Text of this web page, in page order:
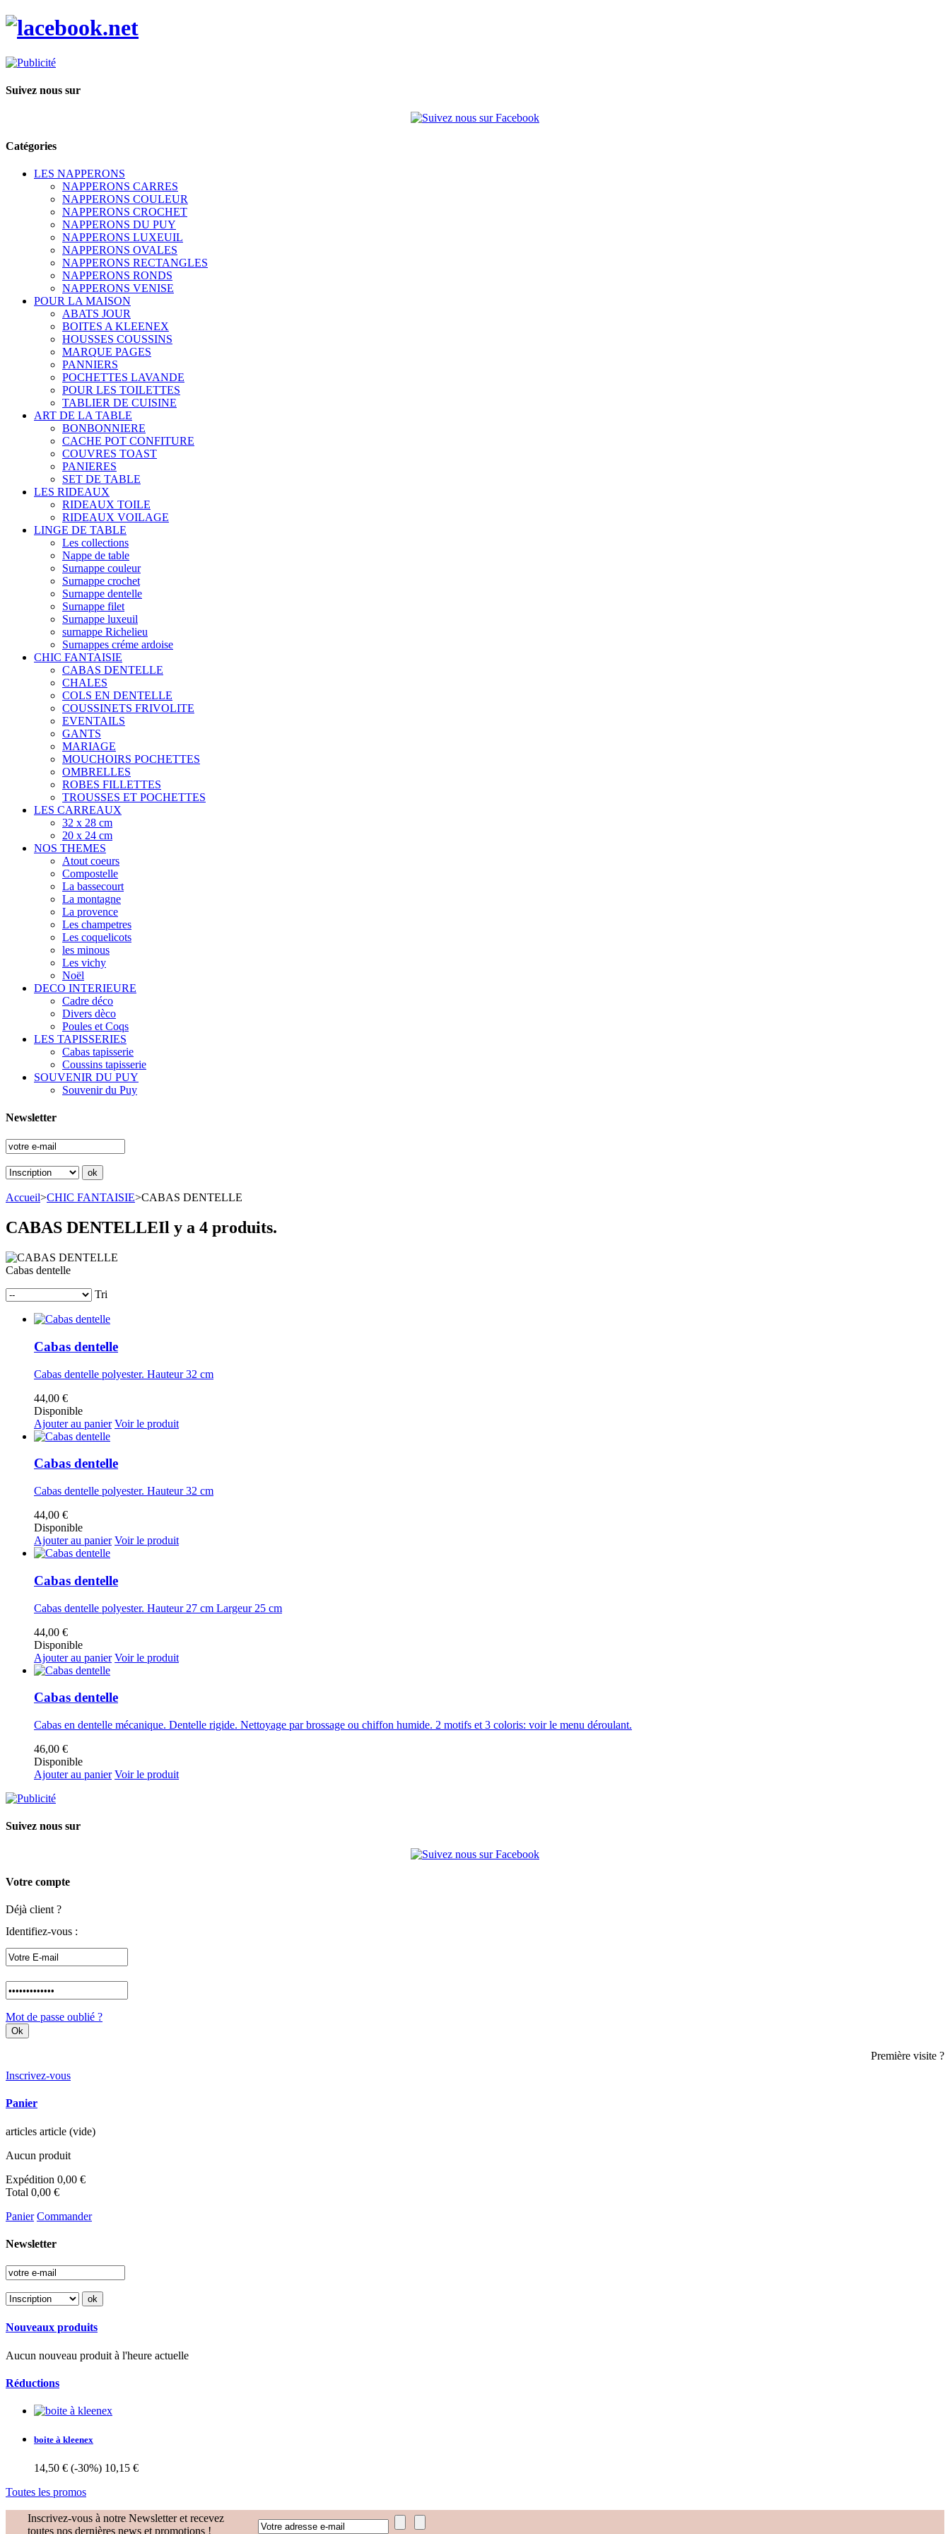
Suivez nous sur
Catégories
LES NAPPERONS
NAPPERONS CARRES
NAPPERONS COULEUR
NAPPERONS CROCHET
NAPPERONS DU PUY
NAPPERONS LUXEUIL
NAPPERONS OVALES
NAPPERONS RECTANGLES
NAPPERONS RONDS
NAPPERONS VENISE
POUR LA MAISON
ABATS JOUR
BOITES A KLEENEX
HOUSSES COUSSINS
MARQUE PAGES
PANNIERS
POCHETTES LAVANDE
POUR LES TOILETTES
TABLIER DE CUISINE
ART DE LA TABLE
BONBONNIERE
CACHE POT CONFITURE
COUVRES TOAST
PANIERES
SET DE TABLE
LES RIDEAUX
RIDEAUX TOILE
RIDEAUX VOILAGE
LINGE DE TABLE
Les collections
Nappe de table
Surnappe couleur
Surnappe crochet
Surnappe dentelle
Surnappe filet
Surnappe luxeuil
surnappe Richelieu
Surnappes créme ardoise
CHIC FANTAISIE
CABAS DENTELLE
CHALES
COLS EN DENTELLE
COUSSINETS FRIVOLITE
EVENTAILS
GANTS
MARIAGE
MOUCHOIRS POCHETTES
OMBRELLES
ROBES FILLETTES
TROUSSES ET POCHETTES
LES CARREAUX
32 x 28 cm
20 x 24 cm
NOS THEMES
Atout coeurs
Compostelle
La bassecourt
La montagne
La provence
Les champetres
Les coquelicots
les minous
Les vichy
Noël
DECO INTERIEURE
Cadre déco
Divers dèco
Poules et Coqs
LES TAPISSERIES
Cabas tapisserie
Coussins tapisserie
SOUVENIR DU PUY
Souvenir du Puy
Newsletter
Accueil>CHIC FANTAISIE>CABAS DENTELLE
CABAS DENTELLEIl y a 4 produits.
Cabas dentelle
Tri
Cabas dentelle
Cabas dentelle polyester. Hauteur 32 cm
44,00 €
Disponible
Ajouter au panier Voir le produit
Cabas dentelle
Cabas dentelle polyester. Hauteur 32 cm
44,00 €
Disponible
Ajouter au panier Voir le produit
Cabas dentelle
Cabas dentelle polyester. Hauteur 27 cm Largeur 25 cm
44,00 €
Disponible
Ajouter au panier Voir le produit
Cabas dentelle
Cabas en dentelle mécanique. Dentelle rigide. Nettoyage par brossage ou chiffon humide. 2 motifs et 3 coloris: voir le menu déroulant.
46,00 €
Disponible
Ajouter au panier Voir le produit
Suivez nous sur
Votre compte
Déjà client ?
Identifiez-vous :
Mot de passe oublié ?
Première visite ?
Inscrivez-vous
Panier
articles article (vide)
Aucun produit
Expédition 0,00 €
Total 0,00 €
Panier Commander
Newsletter
Nouveaux produits
Aucun nouveau produit à l'heure actuelle
Réductions
boite à kleenex
14,50 € (-30%) 10,15 €
Toutes les promos
Inscrivez-vous à notre Newsletter et recevez
toutes nos dernières news et promotions !